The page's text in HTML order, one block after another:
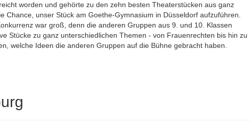
worden und gehörte zu den zehn besten Theaterstücken aus ganz
Chance, unser Stück am Goethe-Gymnasium in Düsseldorf aufzuführen.
war groß, denn die anderen Gruppen aus 9. und 10. Klassen
Stücke zu ganz unterschiedlichen Themen - von Frauenrechten bis hin zu
welche Ideen die anderen Gruppen auf die Bühne gebracht haben.